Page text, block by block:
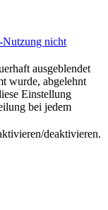
nicht
ausgeblendet
wurde, abgelehnt
Einstellung
bei jedem
deaktivieren.